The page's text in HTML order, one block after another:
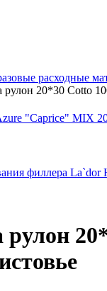
расходные
рулон 20*30 Cotto
"Caprice" MIX
филлера
рулон